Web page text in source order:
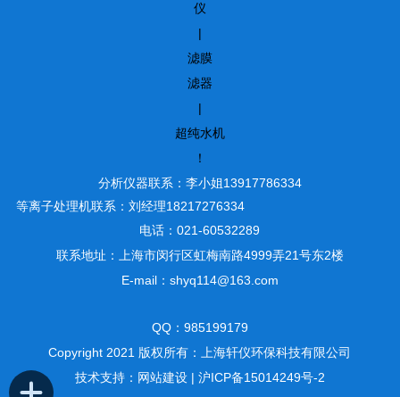
仪
|
滤膜
滤器
|
超纯水机
！
分析仪器联系：李小姐13917786334
等离子处理机联系：刘经理18217276334
电话：021-60532289
联系地址：上海市闵行区虹梅南路4999弄21号东2楼
E-mail：shyq114@163.com
QQ：985199179
Copyright 2021 版权所有：上海轩仪环保科技有限公司
技术支持： 网站建设| 沪ICP备15014249号-2